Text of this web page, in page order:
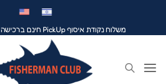
משלוח נקודת איסוף PickUp חינם ברכישה מעל 300 ש"ח באתר